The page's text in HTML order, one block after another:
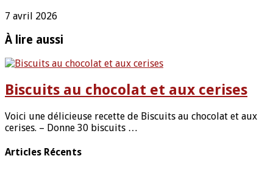
7 avril 2026
À lire aussi
Biscuits au chocolat et aux cerises
Voici une délicieuse recette de Biscuits au chocolat et aux
cerises. – Donne 30 biscuits …
Articles Récents